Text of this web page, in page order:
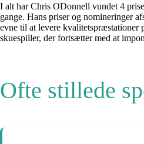
I alt har Chris ODonnell vundet 4
gange. Hans priser og nomineringer
evne til at levere kvalitetspræstationer
skuespiller, der fortsætter med at
Ofte stillede